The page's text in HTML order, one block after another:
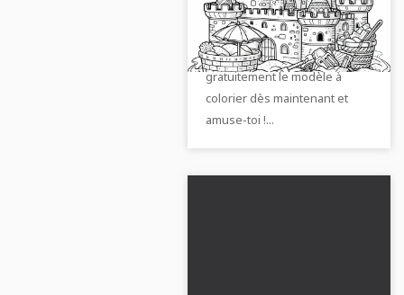
bac à sable - Dessin à
colorier gratuit
Colorie le grand château de
sable avec des tours et des
drapeaux. Télécharge
gratuitement le modèle à
colorier dès maintenant et
amuse-toi !...